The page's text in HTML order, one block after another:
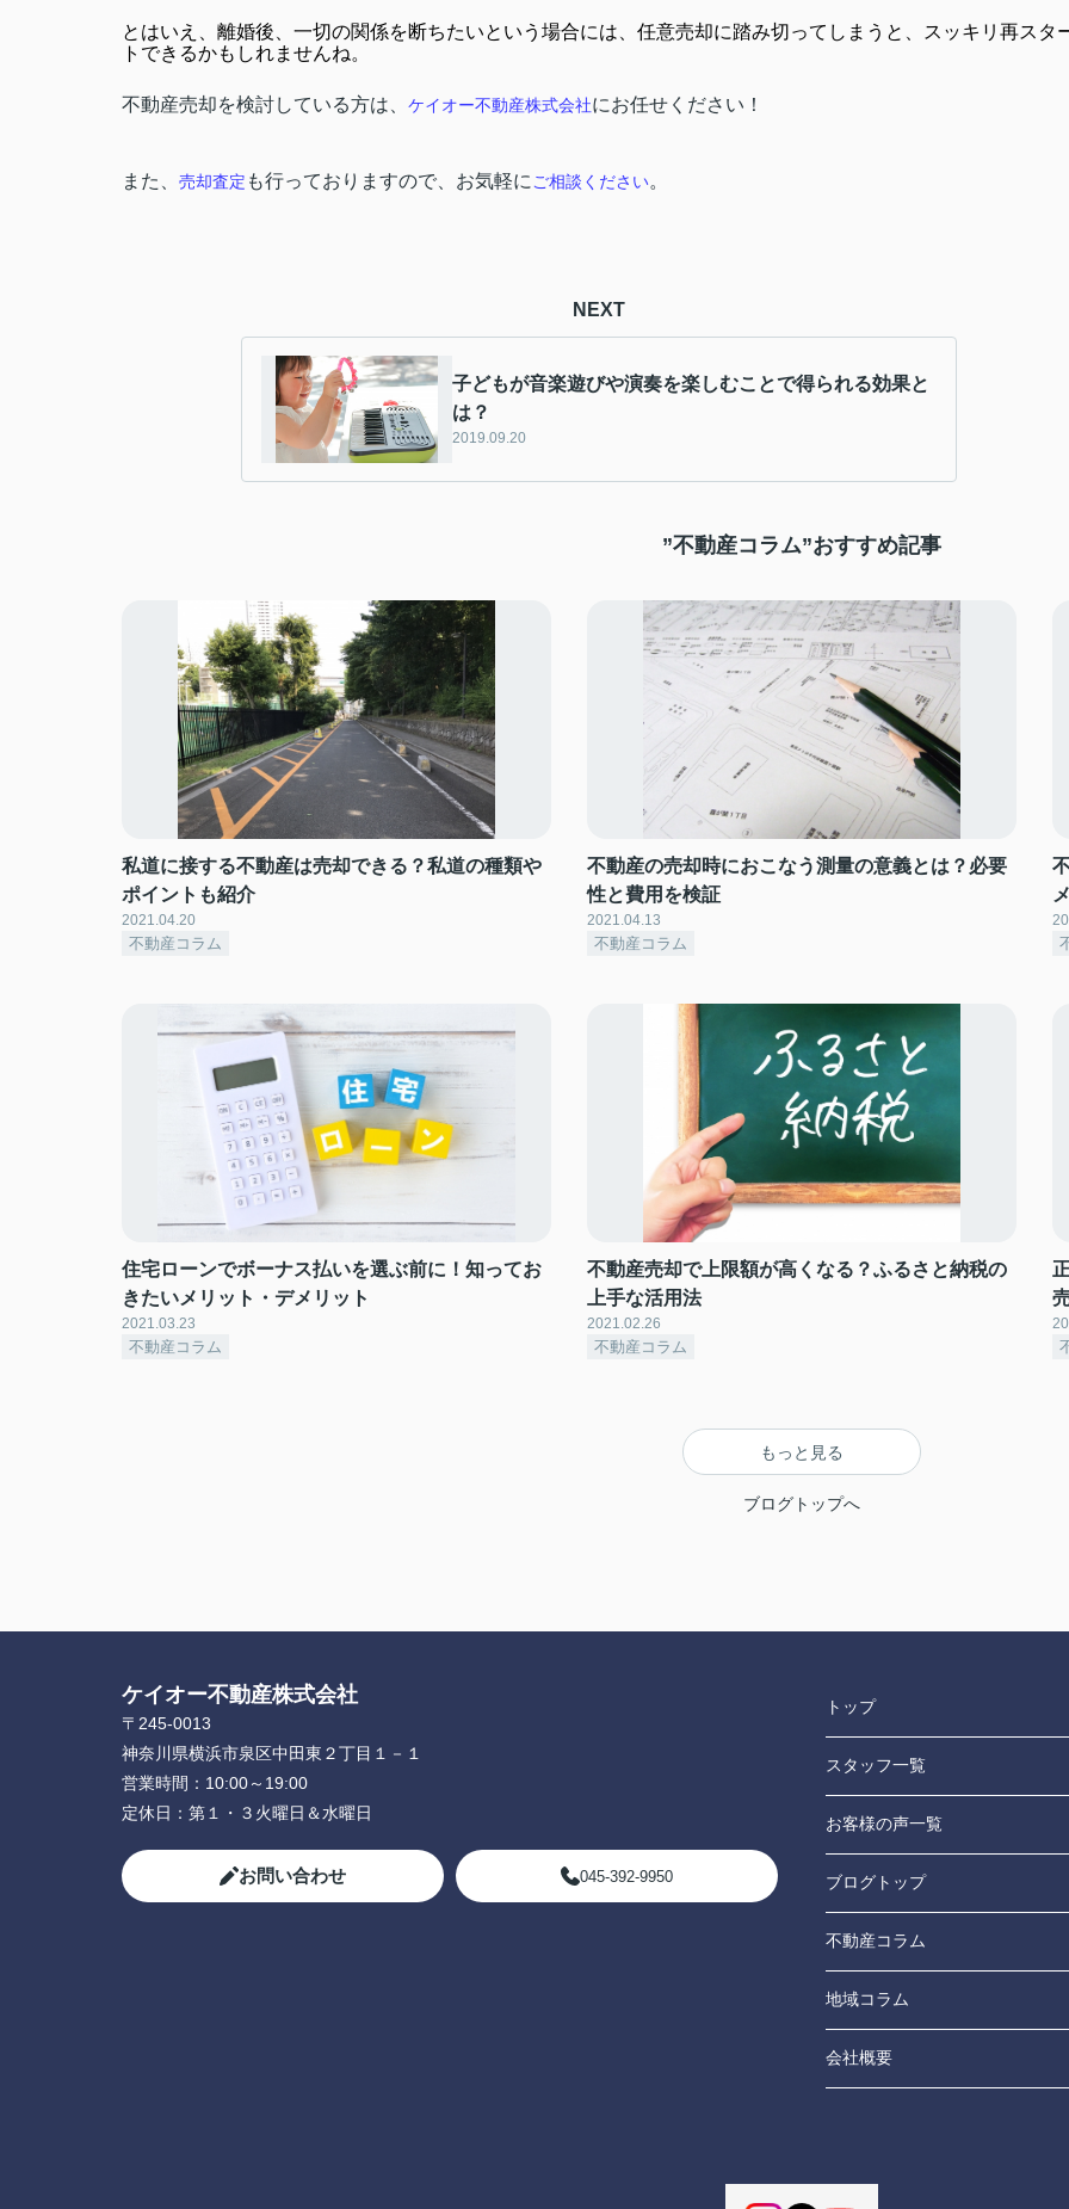
とはいえ、離婚後、一切の関係を断ちたいという場合には、任意売却に踏み切ってしまうと、スッキリ再スタ
トできるかもしれませんね。
不動産売却を検討している方は、 ケイオー不動産株式会社にお任せください！
また、 売却査定 も行っておりますので、お気軽に ご相談ください。
NEXT
子どもが音楽遊びや演奏を楽しむことで得られる効果と
は？
2019.09.20
”不動産コラム”おすすめ記事
私道に接する不動産は売却できる？私道の種類や
ポイントも紹介
2021.04.20
不動産コラム
不動産の売却時におこなう測量の意義とは？必要
性と費用を検証
2021.04.13
不動産コラム
住宅ローンでボーナス払いを選ぶ前に！知ってお
きたいメリット・デメリット
2021.03.23
不動産コラム
不動産売却で上限額が高くなる？ふるさと納税の
上手な活用法
2021.02.26
不動産コラム
もっと見る
ブログトップへ
ケイオー不動産株式会社
〒245-0013
神奈川県横浜市泉区中田東２丁目１－１
営業時間： 10:00～19:00
定休日： 第１・３火曜日＆水曜日
お問い合わせ 045-392-9950
トップ
スタッフ一覧
お客様の声一覧
ブログトップ
不動産コラム
地域コラム
会社概要